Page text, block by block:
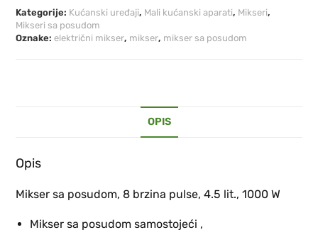
Kategorije: Kućanski uređaji, Mali kućanski aparati, Mikseri,
Mikseri sa posudom
Oznake:električni mikser, mikser, mikser sa posudom
OPIS
Opis
Mikser sa posudom, 8 brzina pulse, 4.5 lit., 1000 W
Mikser sa posudom samostojeći ,